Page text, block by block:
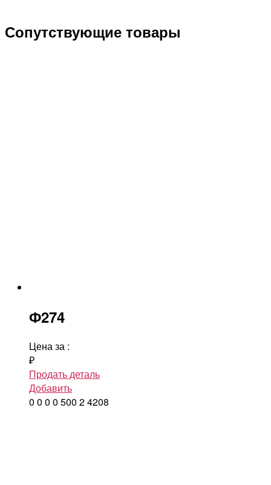
Сопутствующие товары
Ф274
Цена за :
₽
Продать деталь
Добавить
0 0 0 0 500 24208